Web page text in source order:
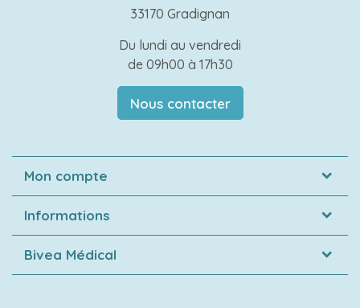
33170 Gradignan
Du lundi au vendredi
de 09h00 à 17h30
Nous contacter
Mon compte
Informations
Bivea Médical